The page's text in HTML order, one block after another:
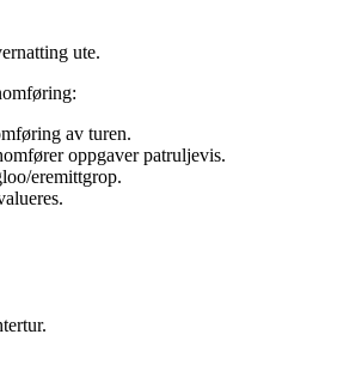
ute.
av turen.
oppgaver patruljevis.
eremittgrop.